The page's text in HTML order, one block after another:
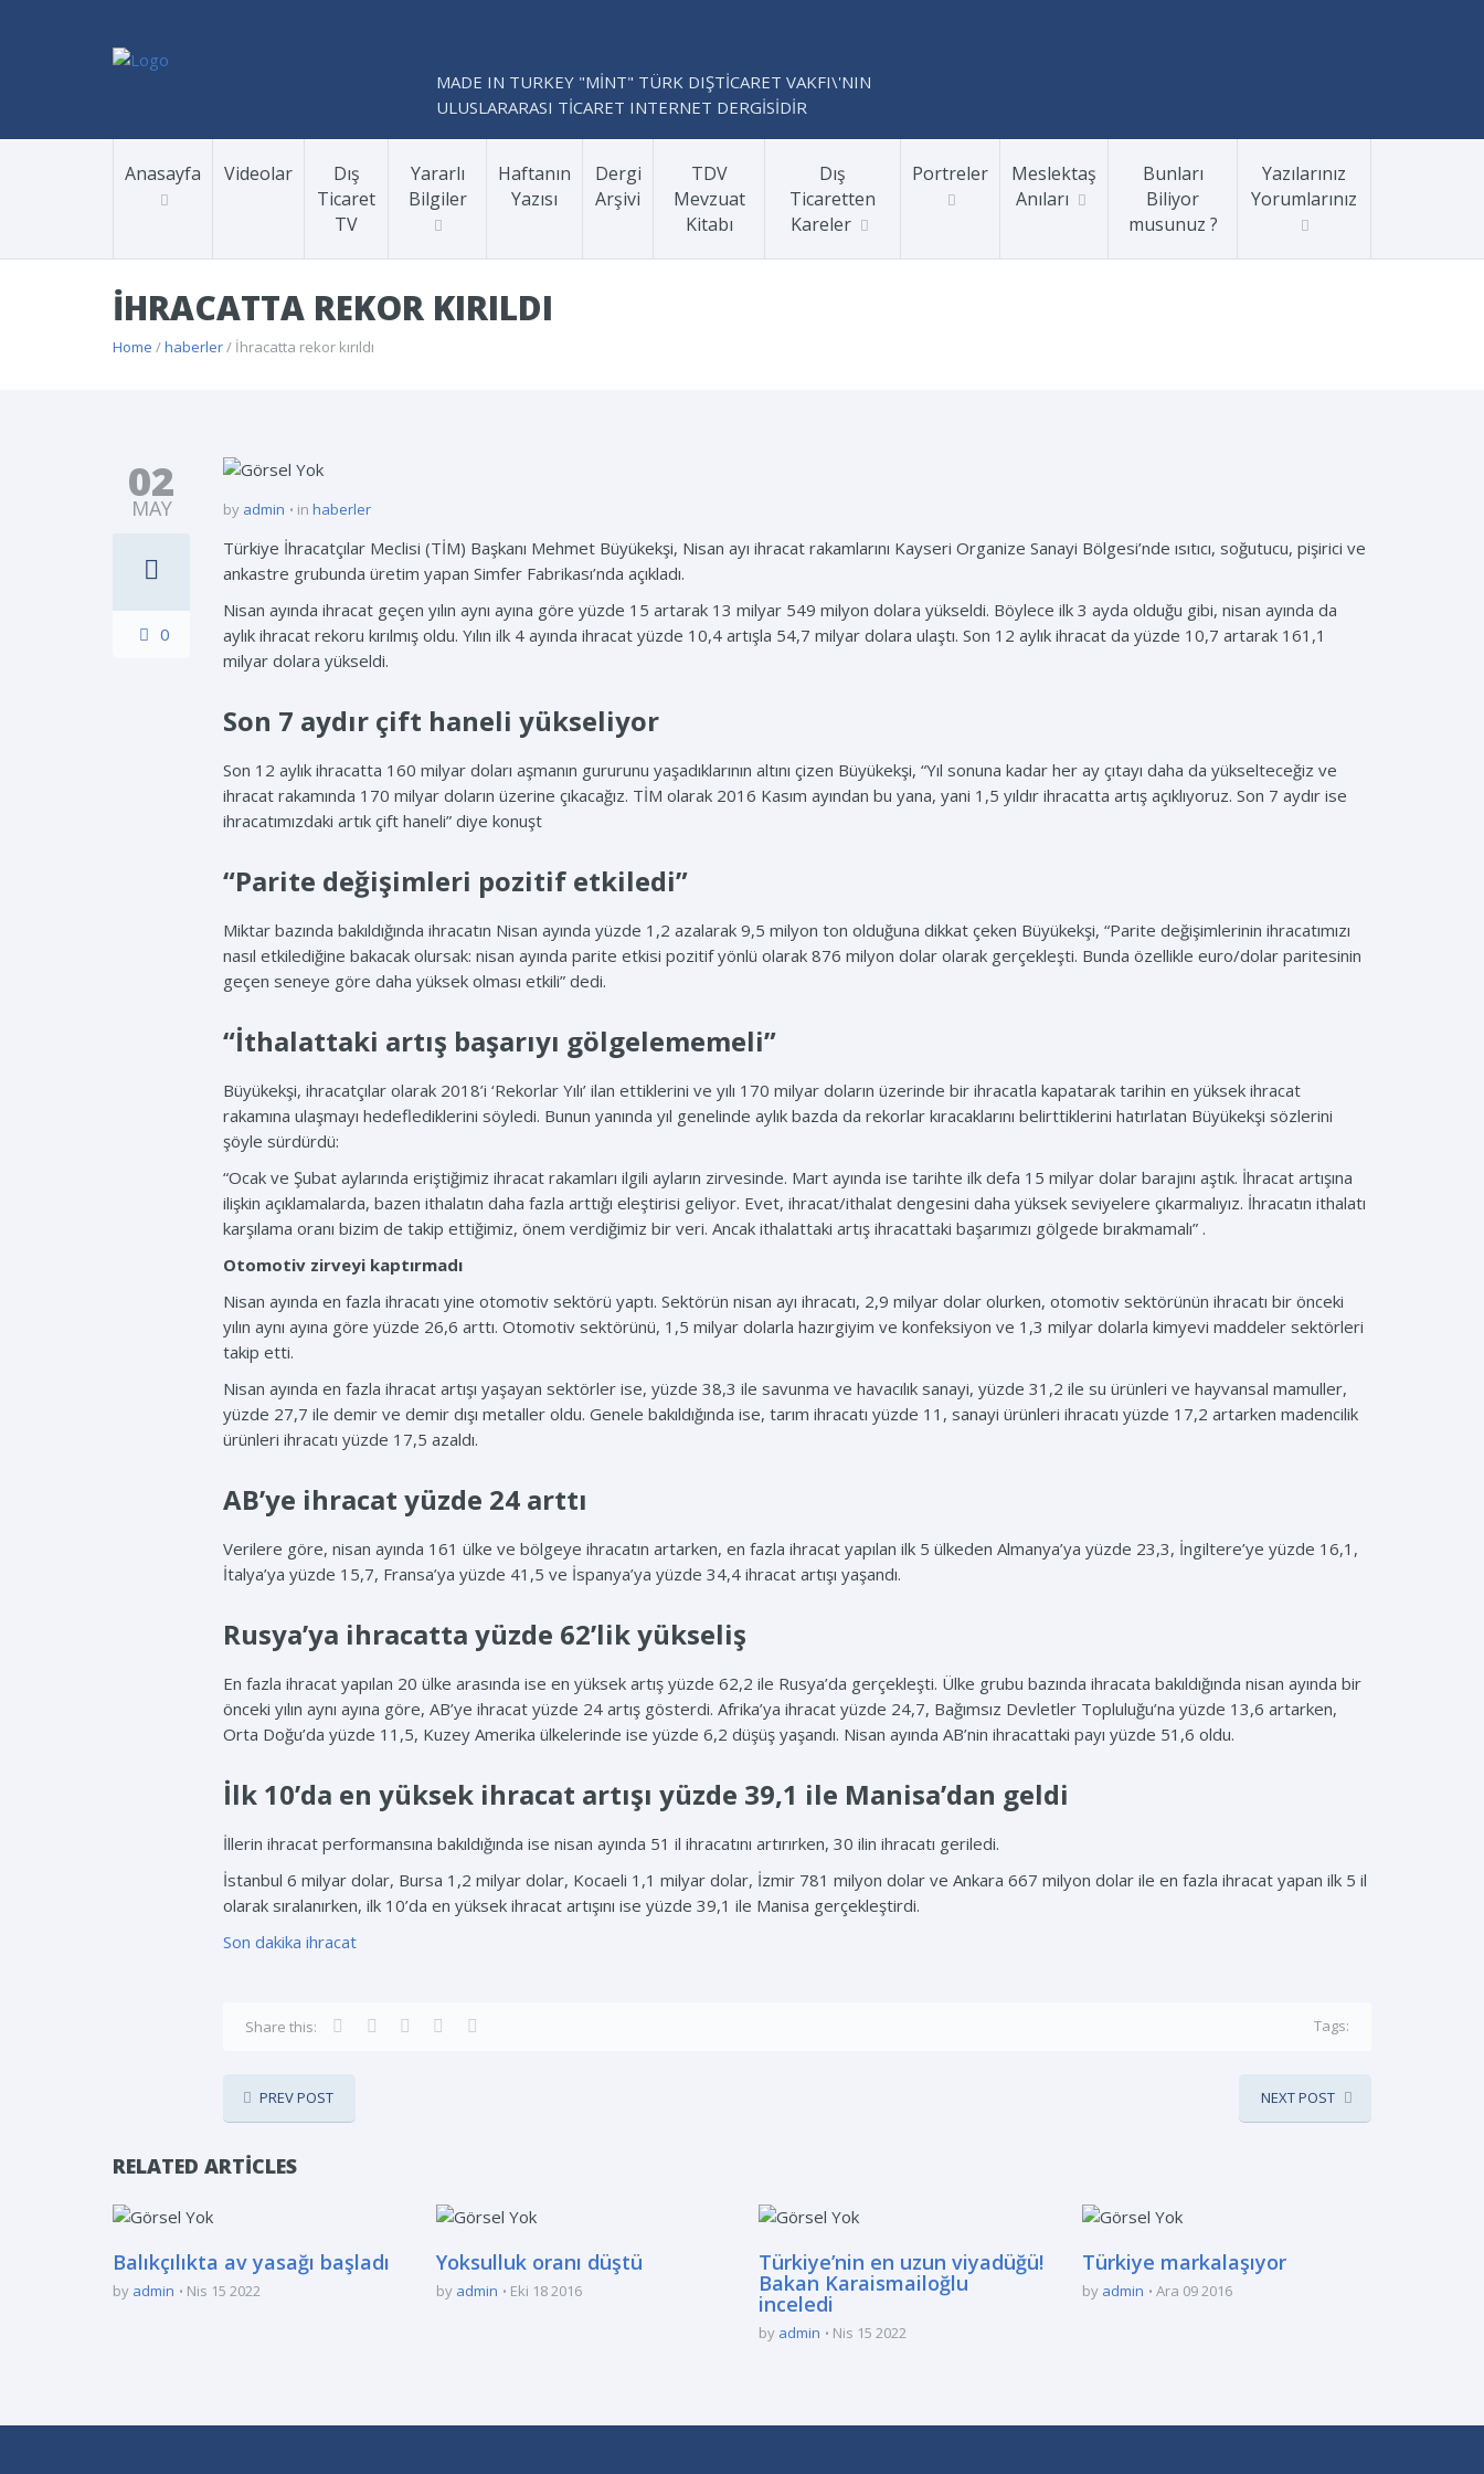
MADE IN TURKEY "MİNT" TÜRK DIŞTİCARET VAKFI\'NIN
ULUSLARARASI TİCARET INTERNET DERGİSİDİR
Anasayfa Videolar
Dış
Ticaret
TV
Yararlı
Bilgiler
Haftanın
Yazısı
Dergi
Arşivi
TDV
Mevzuat
Kitabı
Dış
Ticaretten
Kareler
Portreler
Meslektaş
Anıları
Bunları
Biliyor
musunuz ?
Yazılarınız
Yorumlarınız
İHRACATTA REKOR KIRILDI
Home /haberler/ İhracatta rekor kırıldı
02
MAY
0
by admin in haberler
Türkiye İhracatçılar Meclisi (TİM) Başkanı Mehmet Büyükekşi, Nisan ayı ihracat rakamlarını Kayseri Organize Sanayi Bölgesi’nde ısıtıcı, soğutucu, pişirici ve
ankastre grubunda üretim yapan Simfer Fabrikası’nda açıkladı.
Nisan ayında ihracat geçen yılın aynı ayına göre yüzde 15 artarak 13 milyar 549 milyon dolara yükseldi. Böylece ilk 3 ayda olduğu gibi, nisan ayında da
aylık ihracat rekoru kırılmış oldu. Yılın ilk 4 ayında ihracat yüzde 10,4 artışla 54,7 milyar dolara ulaştı. Son 12 aylık ihracat da yüzde 10,7 artarak 161,1
milyar dolara yükseldi.
Son 7 aydır çift haneli yükseliyor
Son 12 aylık ihracatta 160 milyar doları aşmanın gururunu yaşadıklarının altını çizen Büyükekşi, “Yıl sonuna kadar her ay çıtayı daha da yükselteceğiz ve
ihracat rakamında 170 milyar doların üzerine çıkacağız. TİM olarak 2016 Kasım ayından bu yana, yani 1,5 yıldır ihracatta artış açıklıyoruz. Son 7 aydır ise
ihracatımızdaki artık çift haneli” diye konuşt
“Parite değişimleri pozitif etkiledi”
Miktar bazında bakıldığında ihracatın Nisan ayında yüzde 1,2 azalarak 9,5 milyon ton olduğuna dikkat çeken Büyükekşi, “Parite değişimlerinin ihracatımızı
nasıl etkilediğine bakacak olursak: nisan ayında parite etkisi pozitif yönlü olarak 876 milyon dolar olarak gerçekleşti. Bunda özellikle euro/dolar paritesinin
geçen seneye göre daha yüksek olması etkili” dedi.
“İthalattaki artış başarıyı gölgelememeli”
Büyükekşi, ihracatçılar olarak 2018’i ‘Rekorlar Yılı’ ilan ettiklerini ve yılı 170 milyar doların üzerinde bir ihracatla kapatarak tarihin en yüksek ihracat
rakamına ulaşmayı hedeflediklerini söyledi. Bunun yanında yıl genelinde aylık bazda da rekorlar kıracaklarını belirttiklerini hatırlatan Büyükekşi sözlerini
şöyle sürdürdü:
“Ocak ve Şubat aylarında eriştiğimiz ihracat rakamları ilgili ayların zirvesinde. Mart ayında ise tarihte ilk defa 15 milyar dolar barajını aştık. İhracat artışına
ilişkin açıklamalarda, bazen ithalatın daha fazla arttığı eleştirisi geliyor. Evet, ihracat/ithalat dengesini daha yüksek seviyelere çıkarmalıyız. İhracatın ithalatı
karşılama oranı bizim de takip ettiğimiz, önem verdiğimiz bir veri. Ancak ithalattaki artış ihracattaki başarımızı gölgede bırakmamalı” .
Otomotiv zirveyi kaptırmadı
Nisan ayında en fazla ihracatı yine otomotiv sektörü yaptı. Sektörün nisan ayı ihracatı, 2,9 milyar dolar olurken, otomotiv sektörünün ihracatı bir önceki
yılın aynı ayına göre yüzde 26,6 arttı. Otomotiv sektörünü, 1,5 milyar dolarla hazırgiyim ve konfeksiyon ve 1,3 milyar dolarla kimyevi maddeler sektörleri
takip etti.
Nisan ayında en fazla ihracat artışı yaşayan sektörler ise, yüzde 38,3 ile savunma ve havacılık sanayi, yüzde 31,2 ile su ürünleri ve hayvansal mamuller,
yüzde 27,7 ile demir ve demir dışı metaller oldu. Genele bakıldığında ise, tarım ihracatı yüzde 11, sanayi ürünleri ihracatı yüzde 17,2 artarken madencilik
ürünleri ihracatı yüzde 17,5 azaldı.
AB’ye ihracat yüzde 24 arttı
Verilere göre, nisan ayında 161 ülke ve bölgeye ihracatın artarken, en fazla ihracat yapılan ilk 5 ülkeden Almanya’ya yüzde 23,3, İngiltere’ye yüzde 16,1,
İtalya’ya yüzde 15,7, Fransa’ya yüzde 41,5 ve İspanya’ya yüzde 34,4 ihracat artışı yaşandı.
Rusya’ya ihracatta yüzde 62’lik yükseliş
En fazla ihracat yapılan 20 ülke arasında ise en yüksek artış yüzde 62,2 ile Rusya’da gerçekleşti. Ülke grubu bazında ihracata bakıldığında nisan ayında bir
önceki yılın aynı ayına göre, AB’ye ihracat yüzde 24 artış gösterdi. Afrika’ya ihracat yüzde 24,7, Bağımsız Devletler Topluluğu’na yüzde 13,6 artarken,
Orta Doğu’da yüzde 11,5, Kuzey Amerika ülkelerinde ise yüzde 6,2 düşüş yaşandı. Nisan ayında AB’nin ihracattaki payı yüzde 51,6 oldu.
İlk 10’da en yüksek ihracat artışı yüzde 39,1 ile Manisa’dan geldi
İllerin ihracat performansına bakıldığında ise nisan ayında 51 il ihracatını artırırken, 30 ilin ihracatı geriledi.
İstanbul 6 milyar dolar, Bursa 1,2 milyar dolar, Kocaeli 1,1 milyar dolar, İzmir 781 milyon dolar ve Ankara 667 milyon dolar ile en fazla ihracat yapan ilk 5 il
olarak sıralanırken, ilk 10’da en yüksek ihracat artışını ise yüzde 39,1 ile Manisa gerçekleştirdi.
Son dakika ihracat
Share this: Tags:
PREV POST NEXT POST
RELATED ARTICLES
Balıkçılıkta av yasağı başladı
by admin Nis 15 2022
Yoksulluk oranı düştü
by admin Eki 18 2016
Türkiye’nin en uzun viyadüğü!
Bakan Karaismailoğlu
inceledi
by admin Nis 15 2022
Türkiye markalaşıyor
by admin Ara 09 2016